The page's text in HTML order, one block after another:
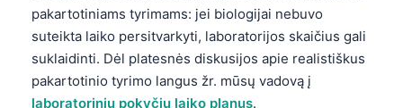
pakartotiniams tyrimams: jei biologijai nebuvo
suteikta laiko persitvarkyti, laboratorijos skaičius gali
suklaidinti. Dėl platesnės diskusijos apie realistiškus
pakartotinio tyrimo langus žr. mūsų vadovą į
laboratorinių pokyčių laiko planus.
O‘zbekcha
Català
Қазақ тілі